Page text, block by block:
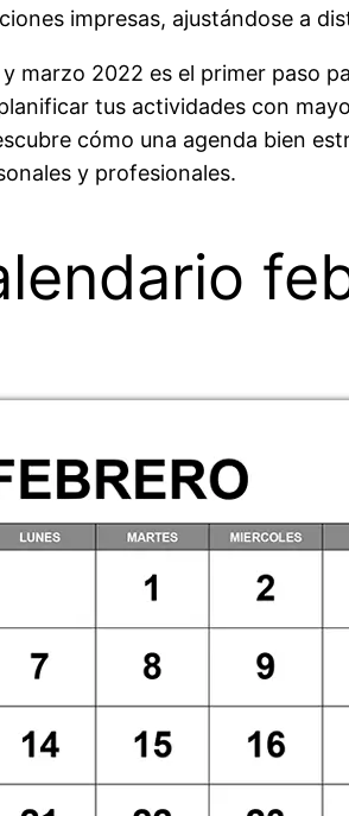
impresas, ajustándose a
marzo 2022 es el primer paso
tus actividades con
cómo una agenda bien
y profesionales.